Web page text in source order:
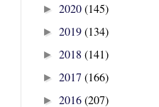
► 2020(145)
► 2019(134)
► 2018 (141)
► 2017 (166)
► 2016(207)